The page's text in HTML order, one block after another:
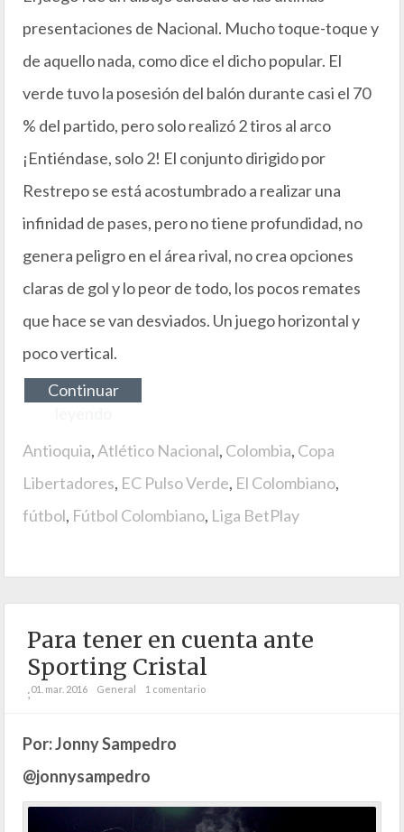
presentaciones de Nacional. Mucho toque-toque y
de aquello nada, como dice el dicho popular. El
verde tuvo la posesión del balón durante casi el 70
% del partido, pero solo realizó 2 tiros al arco
¡Entiéndase, solo 2! El conjunto dirigido por
Restrepo se está acostumbrado a realizar una
infinidad de pases, pero no tiene profundidad, no
genera peligro en el área rival, no crea opciones
claras de gol y lo peor de todo, los pocos remates
que hace se van desviados. Un juego horizontal y
poco vertical.
Continuar
Antioquia,Atlético Nacional, Colombia, Copa
Libertadores, EC Pulso Verde, El Colombiano,
fútbol, Fútbol Colombiano, Liga BetPlay
Para tener en cuenta ante
Sporting Cristal
;01. mar. 2016 General 1 comentario
Por: Jonny Sampedro
@jonnysampedro